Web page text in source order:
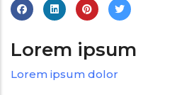
Lorem ipsum
Lorem ipsum dolor